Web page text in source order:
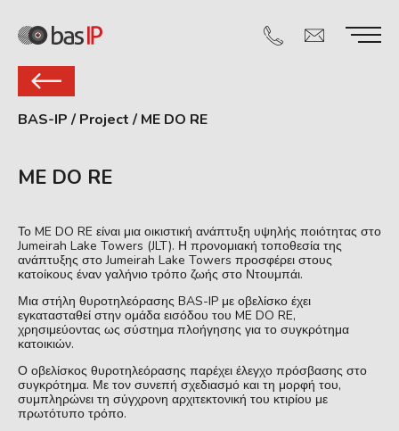
BAS-IP / Project / ME DO RE
ME DO RE
Το ME DO RE είναι μια οικιστική ανάπτυξη υψηλής ποιότητας στο
Jumeirah Lake Towers (JLT). Η προνομιακή τοποθεσία της
ανάπτυξης στο Jumeirah Lake Towers προσφέρει στους
κατοίκους έναν γαλήνιο τρόπο ζωής στο Ντουμπάι.
Μια στήλη θυροτηλεόρασης BAS-IP με οβελίσκο έχει
εγκατασταθεί στην ομάδα εισόδου του ME DO RE,
χρησιμεύοντας ως σύστημα πλοήγησης για το συγκρότημα
κατοικιών.
Ο οβελίσκος θυροτηλεόρασης παρέχει έλεγχο πρόσβασης στο
συγκρότημα. Με τον συνεπή σχεδιασμό και τη μορφή του,
συμπληρώνει τη σύγχρονη αρχιτεκτονική του κτιρίου με
πρωτότυπο τρόπο.